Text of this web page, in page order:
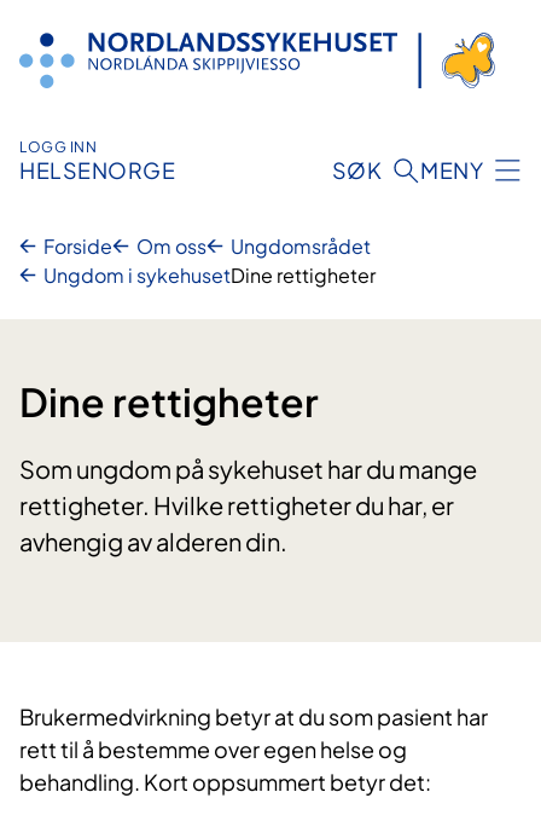
innhold
LOGG INN
HELSENORGE SØK MENY
Forside Om oss
Ungdomsrådet
Ungdom i sykehusetDine rettigheter
Dine rettigheter
Som ungdom på sykehuset har du mange
rettigheter. Hvilke rettigheter du har, er
avhengig av alderen din.
Brukermedvirkning betyr at du som pasient har
rett til å bestemme over egen helse og
behandling. Kort oppsummert betyr det: